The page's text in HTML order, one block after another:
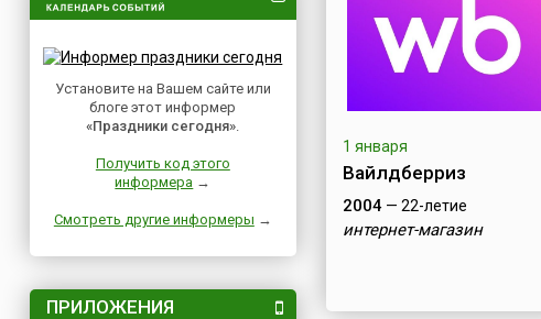
Установите на Вашем сайте или
блоге этот информер
«Праздники сегодня».
Получить код этого
информера →
Смотреть другие информеры →
ПРИЛОЖЕНИЯ
1 января
Вайлдберриз
2004— 22-летие
интернет-магазин